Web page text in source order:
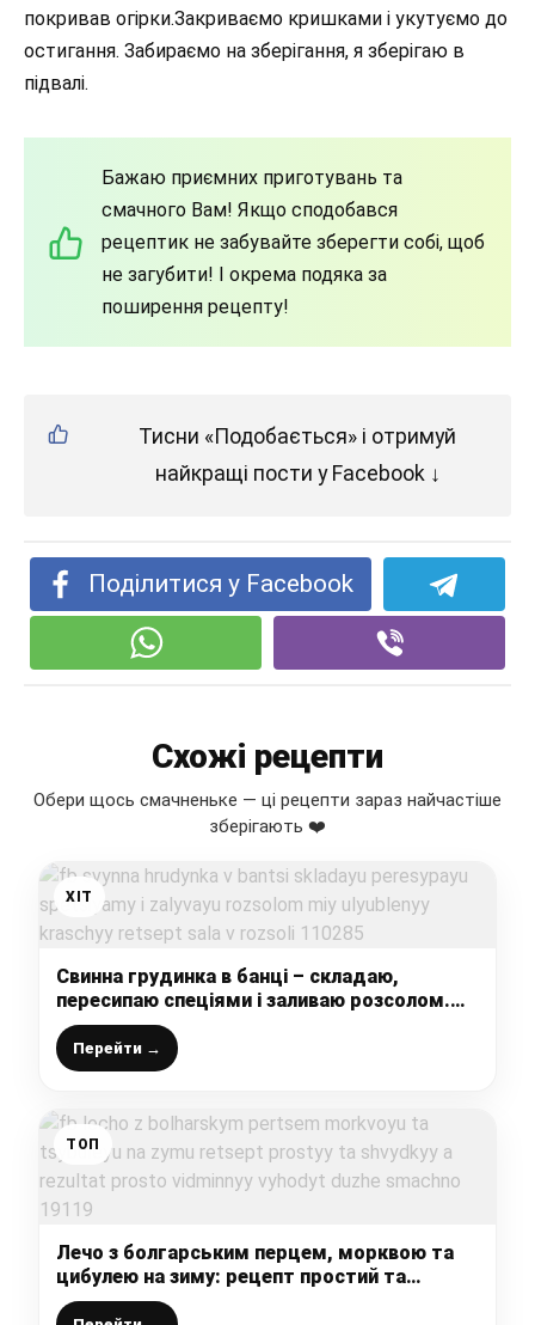
покривав огірки.Закриваємо кришками і укутуємо до
остигання. Забираємо на зберігання, я зберігаю в
підвалі.
Бажаю приємних приготувань та
смачного Вам! Якщо сподобався
рецептик не забувайте зберегти собі, щоб
не загубити! І окрема подяка за
поширення рецепту!
Тисни «Подобається» і отримуй
найкращі пости у Facebook ↓
Поділитися у Facebook
Схожі рецепти
Обери щось смачненьке — ці рецепти зараз найчастіше
зберігають ❤️
ХІТ
Свинна грудинка в банці – складаю,
пересипаю спеціями і заливаю розсолом.
Мій улюблений, кращий рецепт сала в
розсолі
Перейти →
ТОП
Лечо з болгарським перцем, морквою та
цибулею на зиму: рецепт простий та
швидкий, а результат просто відмінний –